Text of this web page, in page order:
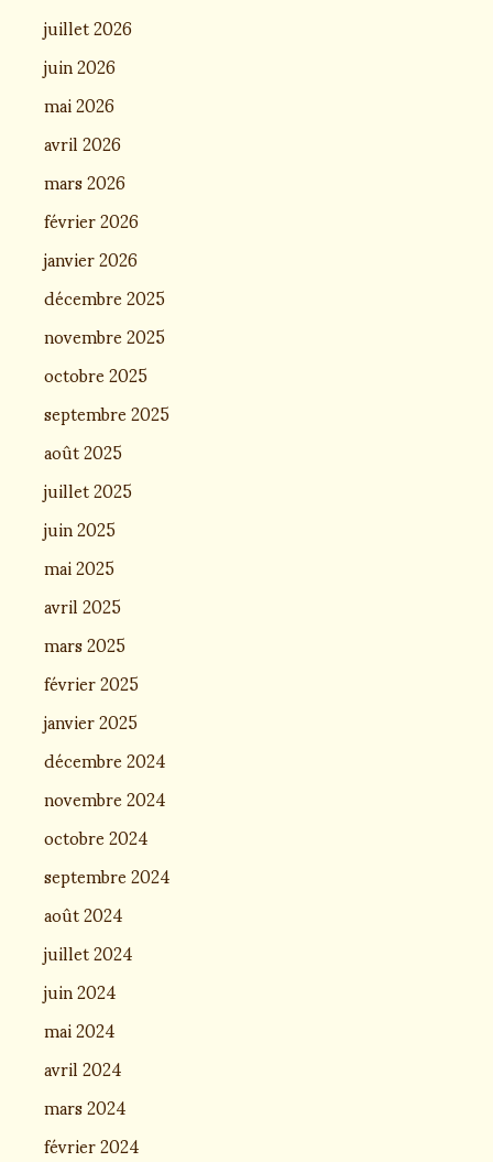
juillet 2026
juin 2026
mai 2026
avril 2026
mars 2026
février 2026
janvier 2026
décembre 2025
novembre 2025
octobre 2025
septembre 2025
août 2025
juillet 2025
juin 2025
mai 2025
avril 2025
mars 2025
février 2025
janvier 2025
décembre 2024
novembre 2024
octobre 2024
septembre 2024
août 2024
juillet 2024
juin 2024
mai 2024
avril 2024
mars 2024
février 2024